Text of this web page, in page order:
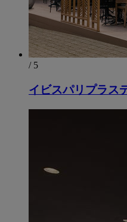
/ 5
イビスパリプラス